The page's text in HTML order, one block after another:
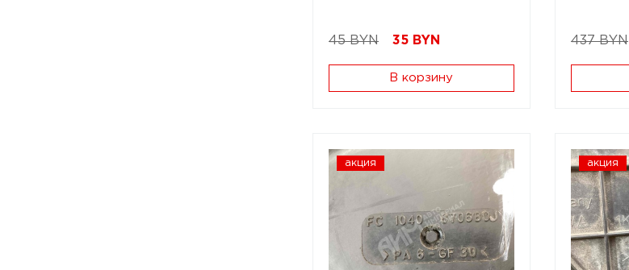
45 BYN 35 BYN
В корзину
437 BYN
акция акция